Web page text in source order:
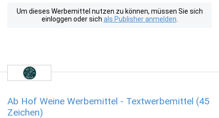
Um dieses Werbemittel nutzen zu können, müssen Sie sich
einloggen oder sich als Publisher anmelden
Ab Hof Weine Werbemittel - Textwerbemittel (45
Zeichen)